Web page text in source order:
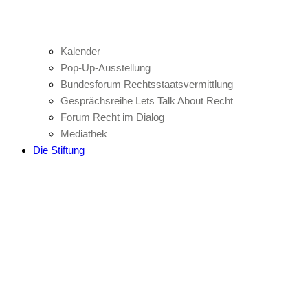
Kalender
Pop-Up-Ausstellung
Bundesforum Rechtsstaatsvermittlung
Gesprächsreihe Lets Talk About Recht
Forum Recht im Dialog
Mediathek
Die Stiftung